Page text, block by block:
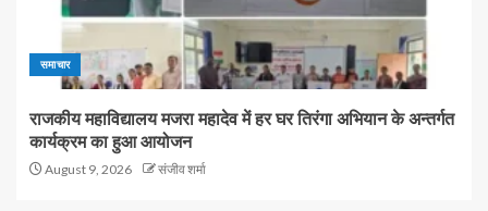
समाचार
राजकीय महाविद्यालय मजरा महादेव में हर घर तिरंगा अभियान के अन्तर्गत
कार्यक्रम का हुआ आयोजन
August 9, 2026 संजीव शर्मा